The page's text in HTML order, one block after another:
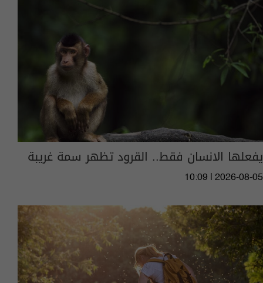
يفعلها الانسان فقط.. القرود تظهر سمة غريبة
10:09 | 2026-08-05